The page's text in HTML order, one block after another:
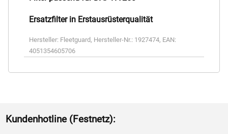
Ersatzfilter in Erstausrüsterqualität
Hersteller: Fleetguard, Hersteller-Nr.: 1927474, EAN:
4051354605706
Kundenhotline (Festnetz):